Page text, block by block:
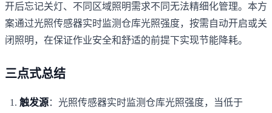
开后忘记关灯、不同区域照明需求不同无法精细化管理。本方
案通过光照传感器实时监测仓库光照强度，按需自动开启或关
闭照明，在保证作业安全和舒适的前提下实现节能降耗。
三点式总结
触发源：光照传感器实时监测仓库光照强度，当低于